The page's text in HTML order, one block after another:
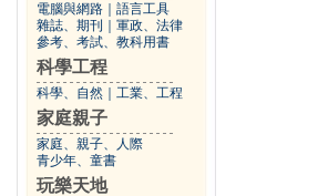
電腦與網路
語言工具
雜誌、期刊
軍政、法律
參考、考試、教科用書
科學工程
科學、自然 工業、工程
家庭親子
家庭、親子、人際
青少年、童書
玩樂天地